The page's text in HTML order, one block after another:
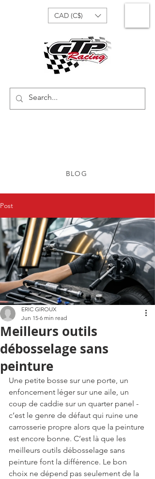
CAD (C$)
BLOG
Post
Meilleurs outils
débosselage sans
peinture
ERIC GIROUX
Jun 15 6 min read
Une petite bosse sur une porte, un
enfoncement léger sur une aile, un
coup de caddie sur un quarter panel -
c’est le genre de défaut qui ruine une
carrosserie propre alors que la peinture
est encore bonne. C’est là que les
meilleurs outils débosselage sans
peinture font la différence. Le bon
choix ne dépend pas seulement de la